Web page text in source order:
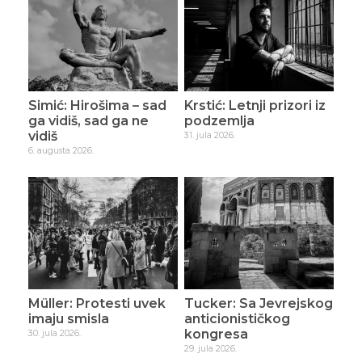
Simić: Hirošima – sad
ga vidiš, sad ga ne
vidiš
6. augusta 2026.
Krstić: Letnji prizori iz
podzemlja
31. jula 2026.
Müller: Protesti uvek
imaju smisla
30. jula 2026.
Tucker: Sa Jevrejskog
anticionističkog
kongresa
29. jula 2026.